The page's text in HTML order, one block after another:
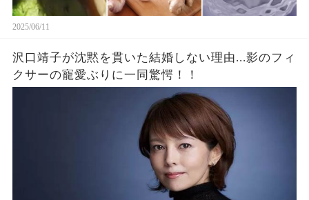
2025/06/11
沢口靖子が沈黙を貫いた結婚しない理由...影のフィ
クサーの寵愛ぶりに一同驚愕！！